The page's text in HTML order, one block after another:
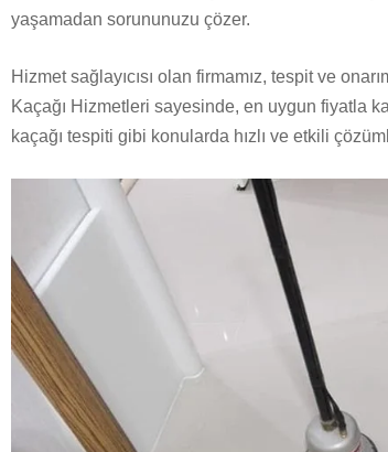
yaşamadan sorununuzu çözer.
Hizmet sağlayıcısı olan firmamız, tespit ve
Kaçağı Hizmetleri sayesinde, en uygun fiyatla
kaçağı tespiti gibi konularda hızlı ve etkili